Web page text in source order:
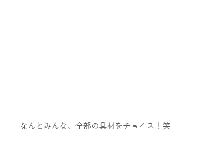
なんとみんな、全部の具材をチョイス！笑